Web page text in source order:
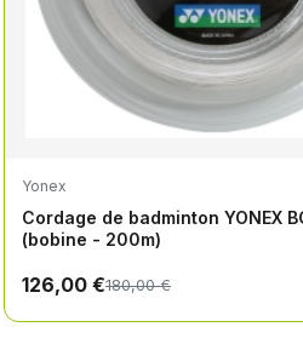
Yonex
Cordage de badminton YONEX
(bobine - 200m)
126,00 €180,00 €